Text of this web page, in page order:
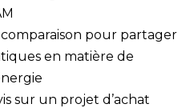
pour partager
en matière de
sur un projet d’achat